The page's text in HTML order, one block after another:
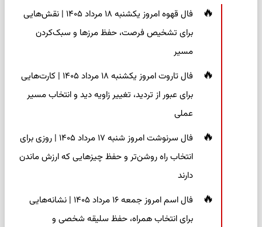
فال قهوه امروز یکشنبه ۱۸ مرداد ۱۴۰۵ | نقش‌هایی
برای تشخیص فرصت، حفظ مرزها و سبک‌کردن
مسیر
فال تاروت امروز یکشنبه ۱۸ مرداد ۱۴۰۵ | کارت‌هایی
برای عبور از تردید، تغییر زاویه دید و انتخاب مسیر
عملی
فال سرنوشت امروز شنبه ۱۷ مرداد ۱۴۰۵ | روزی برای
انتخاب راه روشن‌تر و حفظ چیزهایی که ارزش ماندن
دارند
فال اسم امروز جمعه ۱۶ مرداد ۱۴۰۵ | نشانه‌هایی
برای انتخاب همراه، حفظ سلیقه شخصی و